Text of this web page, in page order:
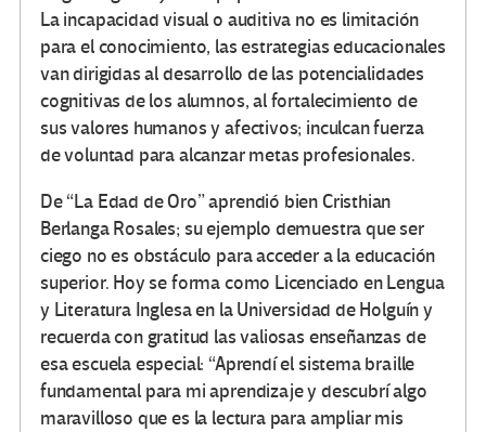
La incapacidad visual o auditiva no es limitación
para el conocimiento, las estrategias educacionales
van dirigidas al desarrollo de las potencialidades
cognitivas de los alumnos, al fortalecimiento de
sus valores humanos y afectivos; inculcan fuerza
de voluntad para alcanzar metas profesionales.
De “La Edad de Oro” aprendió bien Cristhian
Berlanga Rosales; su ejemplo demuestra que ser
ciego no es obstáculo para acceder a la educación
superior. Hoy se forma como Licenciado en Lengua
y Literatura Inglesa en la Universidad de Holguín y
recuerda con gratitud las valiosas enseñanzas de
esa escuela especial: “Aprendí el sistema braille
fundamental para mi aprendizaje y descubrí algo
maravilloso que es la lectura para ampliar mis